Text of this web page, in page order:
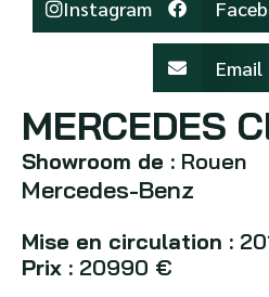
Instagram
Email
MERCEDES
Showroom de : Rouen
Mercedes-Benz
Mise en circulation :
Prix : 20990 €